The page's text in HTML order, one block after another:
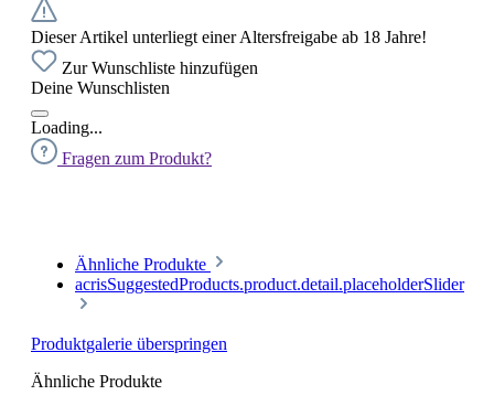
Dieser Artikel unterliegt einer Altersfreigabe ab 18 Jahre!
Zur Wunschliste hinzufügen
Deine Wunschlisten
Loading...
Fragen zum Produkt?
Ähnliche Produkte
acrisSuggestedProducts.product.detail.placeholderSlider
Produktgalerie überspringen
Ähnliche Produkte